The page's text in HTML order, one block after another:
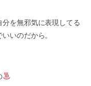
を無邪気に表現してる
いのだから。